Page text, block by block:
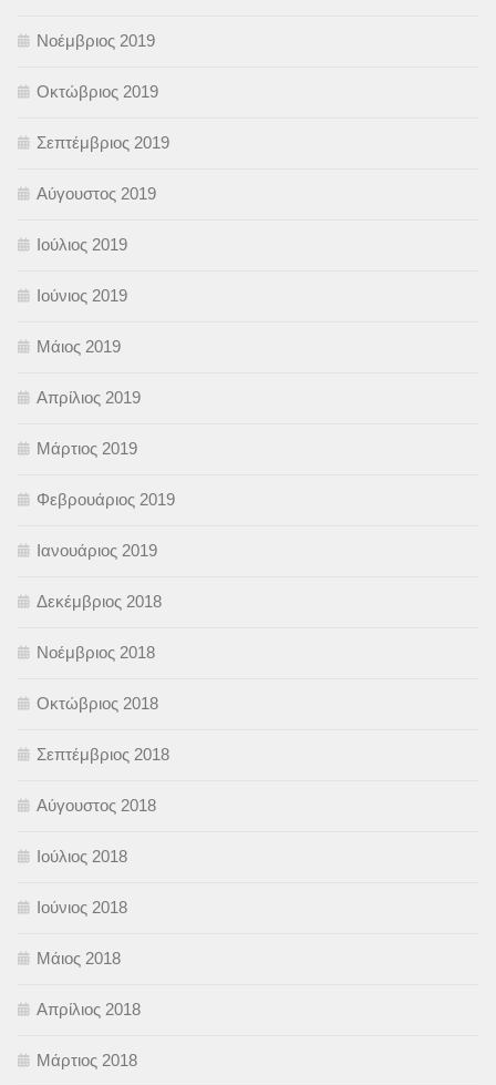
Νοέμβριος 2019
Οκτώβριος 2019
Σεπτέμβριος 2019
Αύγουστος 2019
Ιούλιος 2019
Ιούνιος 2019
Μάιος 2019
Απρίλιος 2019
Μάρτιος 2019
Φεβρουάριος 2019
Ιανουάριος 2019
Δεκέμβριος 2018
Νοέμβριος 2018
Οκτώβριος 2018
Σεπτέμβριος 2018
Αύγουστος 2018
Ιούλιος 2018
Ιούνιος 2018
Μάιος 2018
Απρίλιος 2018
Μάρτιος 2018